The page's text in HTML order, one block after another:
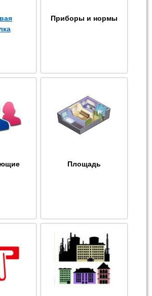
Приборы и нормы
Площадь